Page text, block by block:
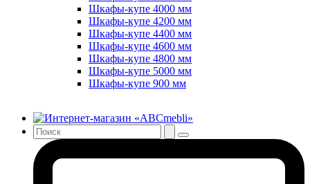
Шкафы-купе 4000 мм
Шкафы-купе 4200 мм
Шкафы-купе 4400 мм
Шкафы-купе 4600 мм
Шкафы-купе 4800 мм
Шкафы-купе 5000 мм
Шкафы-купе 900 мм